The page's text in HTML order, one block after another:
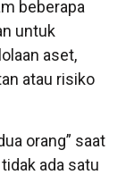
beberapa
untuk
aset,
atau risiko
orang” saat
ada satu